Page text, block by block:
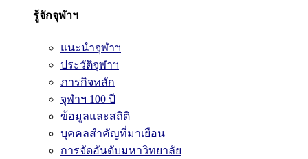
รู้จักจุฬาฯ
แนะนำจุฬาฯ
ประวัติจุฬาฯ
ภารกิจหลัก
จุฬาฯ 100 ปี
ข้อมูลและสถิติ
บุคคลสำคัญที่มาเยือน
การจัดอันดับมหาวิทยาลัย